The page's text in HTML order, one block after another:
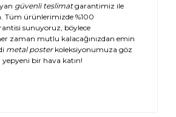
güvenli teslimatgarantimiz ile
Tüm ürünlerimizde %100
sunuyoruz, böylece
zaman mutlu kalacağınızdan emin
metal posterkoleksiyonumuza göz
yepyeni bir hava katın!